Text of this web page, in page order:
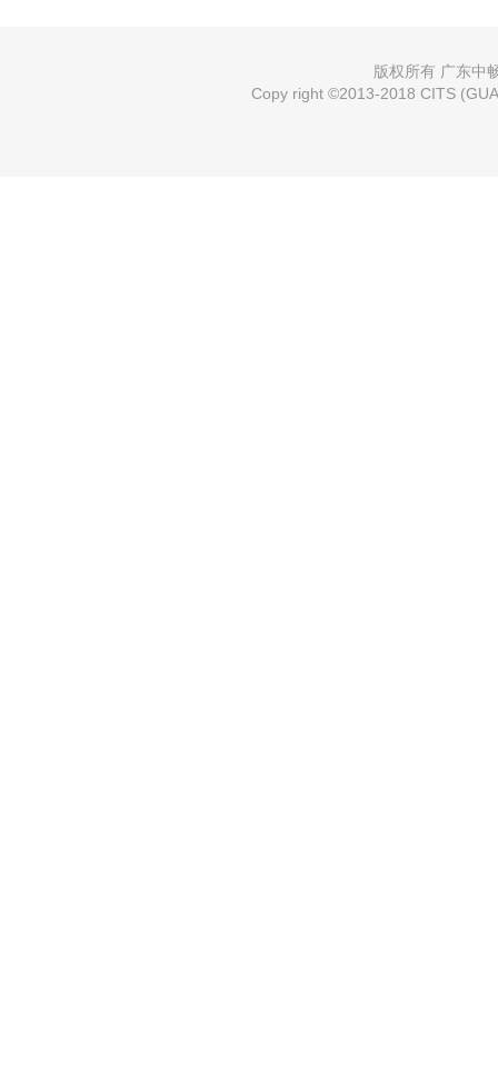
版权所有 广东中
Copy right ©2013-2018 CITS